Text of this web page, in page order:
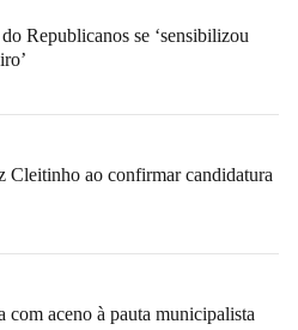
Republicanos se ‘sensibilizou
Cleitinho ao confirmar candidatura
aceno à pauta municipalista